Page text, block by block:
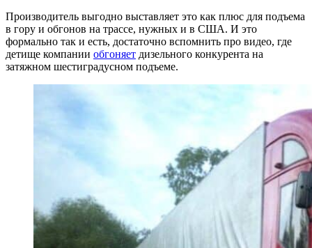
Производитель выгодно выставляет это как плюс для подъема
в гору и обгонов на трассе, нужных и в США. И это
формально так и есть, достаточно вспомнить про видео, где
детище компании обгоняет дизельного конкурента на
затяжном шестиградусном подъеме.